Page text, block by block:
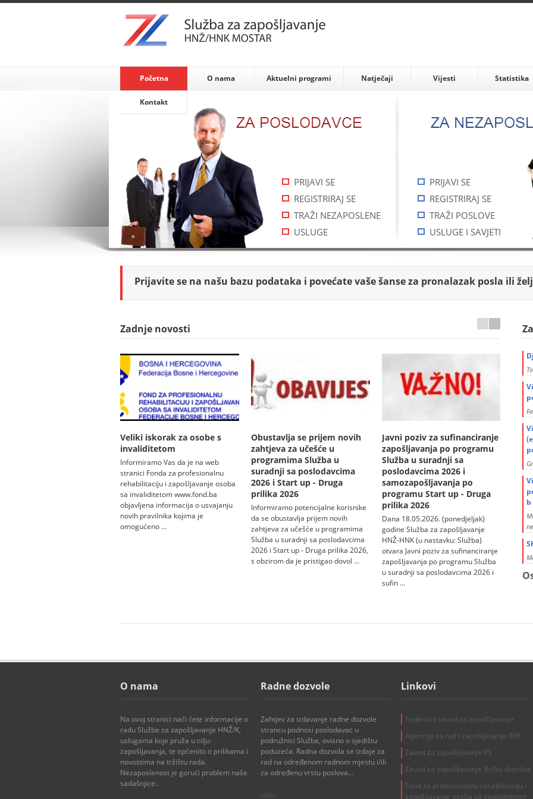
Početna O nama Aktuelni programi Natječaji Vijesti Statistika
Kontakt
PRIJAVI SE
REGISTRIRAJ SE
TRAŽI NEZAPOSLENE
USLUGE
PRIJAVI SE
REGISTRIRAJ SE
TRAŽI POSLOVE
USLUGE I SAVJETI
Prijavite se na našu bazu podataka i povećate vaše šanse za pronalazak posla ili
Zadnje novosti
Veliki iskorak za osobe s
invaliditetom
Informiramo Vas da je na web
stranici Fonda za profesionalnu
rehabilitaciju i zapošljavanje osoba
sa invaliditetom www.fond.ba
objavljena informacija o usvajanju
novih pravilnika kojima je
omogućeno …
Obustavlja se prijem novih
zahtjeva za učešće u
programima Služba u
suradnji sa poslodavcima
2026 i Start up - Druga
prilika 2026
Informiramo potencijalne korisnike
da se obustavlja prijem novih
zahtjeva za učešće u programima
Služba u suradnji sa poslodavcima
2026 i Start up - Druga prilika 2026,
s obzirom da je pristigao dovol …
Javni poziv za sufinanciranje
zapošljavanja po programu
Služba u suradnji sa
poslodavcima 2026 i
samozapošljavanja po
programu Start up - Druga
prilika 2026
Dana 18.05.2026. (ponedjeljak)
godine Služba za zapošljavanje
HNŽ-HNK (u nastavku: Služba)
otvara Javni poziv za sufinanciranje
zapošljavanja po programu Služba
u suradnji sa poslodavcima 2026 i
sufin …
web
sati. …
b
O nama
Na ovoj stranici naći ćete informacije o
radu Službe za zapošljavanje HNŽ/K,
uslugama koje pruža u cilju
zapošljavanja, te općenito o prilikama i
novostima na tržištu rada.
Nezaposlenost je gorući problem naše
sadašnjice..
Radne dozvole
Zahtjev za izdavanje radne dozvole
strancu podnosi poslodavac u
podružnici Službe, ovisno o sjedištu
poduzeća. Radna dozvola se izdaje za
rad na određenom radnom mjestu i/ili
za određenu vrstu poslova...
više..
Linkovi
Federalni zavod za zapošljavanje
Agencija za rad i zapošljavanje BiH
Zavod za zapošljavanje RS
Zavod za zapošljavanje Brčko distrikta
Fond za profesionalnu rehabilitaciju i
zapošljavanje osoba sa invaliditetom